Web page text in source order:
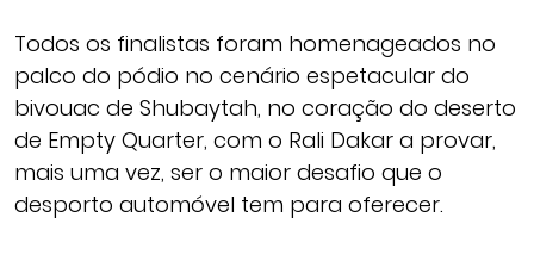
Todos os finalistas foram homenageados no
palco do pódio no cenário espetacular do
bivouac de Shubaytah, no coração do deserto
de Empty Quarter, com o Rali Dakar a provar,
mais uma vez, ser o maior desafio que o
desporto automóvel tem para oferecer.